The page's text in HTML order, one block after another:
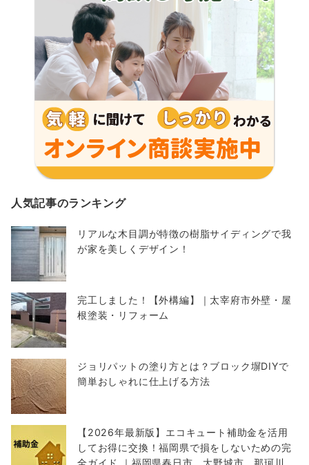
人気記事のランキング
リアルな木目調が特徴の樹脂サイディングで我
が家を美しくデザイン！
完工しました！【外構編】｜太宰府市外壁・屋
根塗装・リフォーム
ジョリパットの塗り方とは？ブロック塀DIYで
簡単おしゃれに仕上げる方法
【2026年最新版】エコキュート補助金を活用
してお得に交換！福岡県で損をしないための完